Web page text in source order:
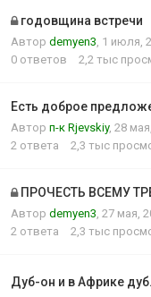
годовщина встречи
Автор demyen3 1 июля,
0 ответов 2,2 тыс
Есть доброе
Автор п-к Rjevskiy, 28
2 ответа 2,3 тыс
ПРОЧЕСТЬ ВСЕМУ
Автор demyen3 27 мая,
2 ответа 2,3 тыс
Дуб-он и в Африке дуб.